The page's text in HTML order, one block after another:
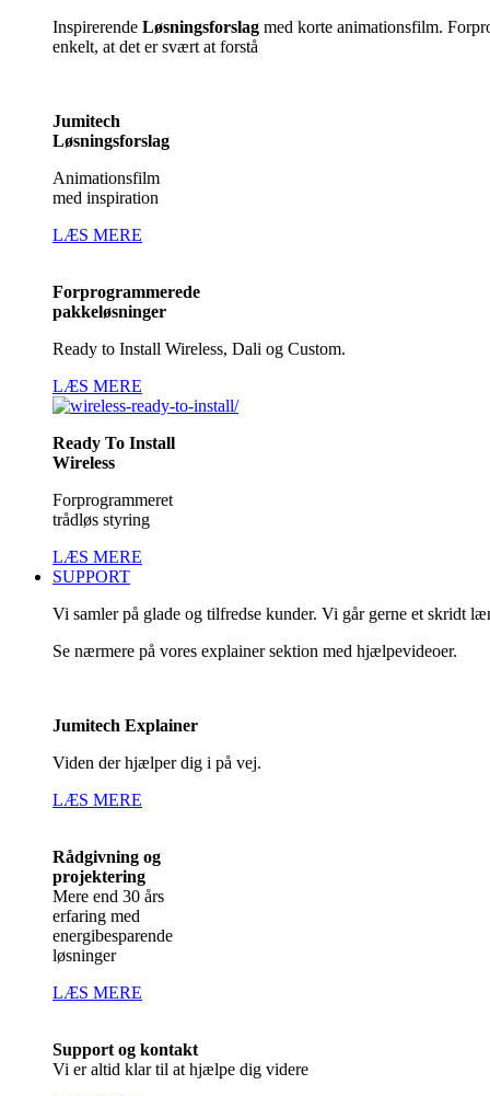
Inspirerende Løsningsforslag med korte animationsfilm.
enkelt, at det er svært at forstå
Jumitech
Løsningsforslag
Animationsfilm
med inspiration
LÆS MERE
Forprogrammerede
pakkeløsninger
Ready to Install Wireless, Dali og Custom.
LÆS MERE
Ready To Install
Wireless
Forprogrammeret
trådløs styring
LÆS MERE
SUPPORT
Vi samler på glade og tilfredse kunder. Vi går gerne et skridt
Se nærmere på vores explainer sektion med hjælpevideoer.
Jumitech Explainer
Viden der hjælper dig i på vej.
LÆS MERE
Rådgivning og
projektering
Mere end 30 års
erfaring med
energibesparende
løsninger
LÆS MERE
Support og kontakt
Vi er altid klar til at hjælpe dig videre